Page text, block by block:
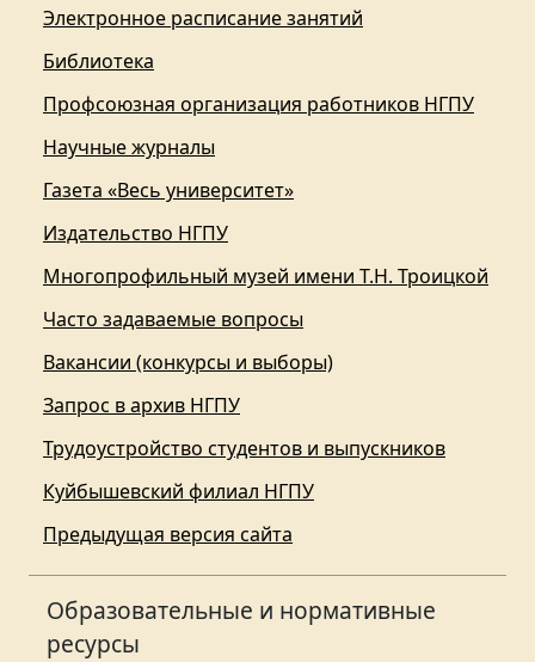
Электронное расписание занятий
Библиотека
Профсоюзная организация работников НГПУ
Научные журналы
Газета «Весь университет»
Издательство НГПУ
Многопрофильный музей имени Т.Н. Троицкой
Часто задаваемые вопросы
Вакансии (конкурсы и выборы)
Запрос в архив НГПУ
Трудоустройство студентов и выпускников
Куйбышевский филиал НГПУ
Предыдущая версия сайта
Образовательные и нормативные
ресурсы